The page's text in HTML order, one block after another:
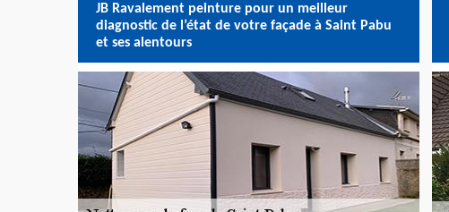
JB Ravalement peinture pour un meilleur
diagnostic de l’état de votre façade à Saint Pabu
et ses alentours